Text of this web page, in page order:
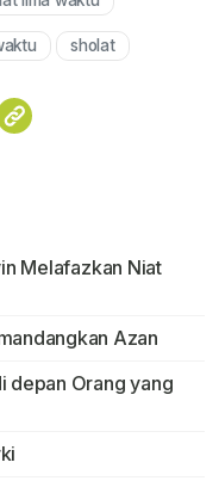
sholat
Melafazkan Niat
Azan
depan Orang yang